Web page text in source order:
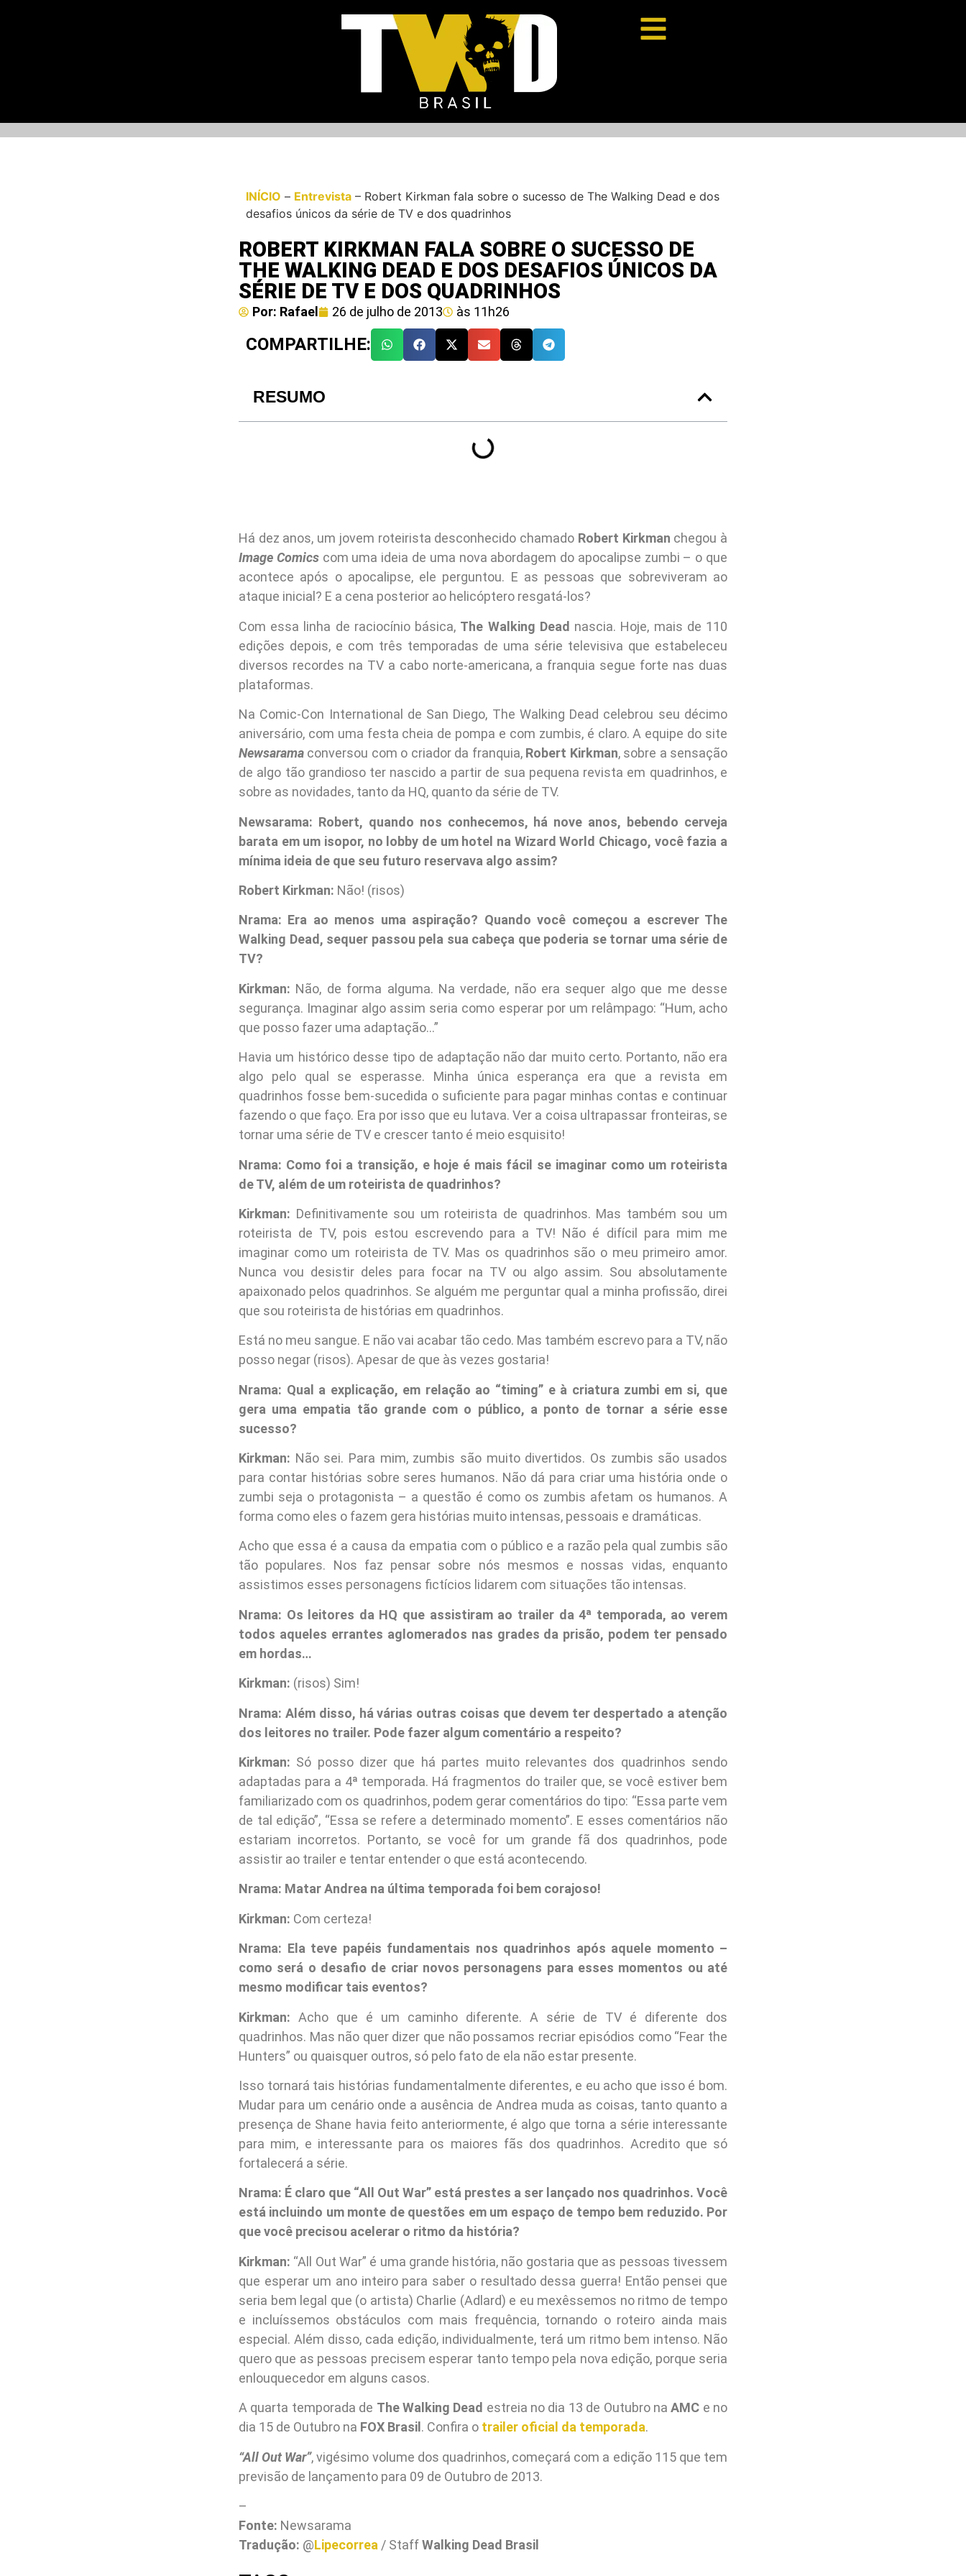
INÍCIO – Entrevista – Robert Kirkman fala sobre o sucesso de The Walking Dead e dos
desafios únicos da série de TV e dos quadrinhos
ROBERT KIRKMAN FALA SOBRE O SUCESSO DE
THE WALKING DEAD E DOS DESAFIOS ÚNICOS DA
SÉRIE DE TV E DOS QUADRINHOS
Por: Rafael 26 de julho de 2013 às 11h26
COMPARTILHE:
RESUMO
Há dez anos, um jovem roteirista desconhecido chamado Robert Kirkman chegou à
Image Comicscom uma ideia de uma nova abordagem do apocalipse zumbi – o que
acontece após o apocalipse, ele perguntou. E as pessoas que sobreviveram ao
ataque inicial? E a cena posterior ao helicóptero resgatá-los?
Com essa linha de raciocínio básica, The Walking Dead nascia. Hoje, mais de 110
edições depois, e com três temporadas de uma série televisiva que estabeleceu
diversos recordes na TV a cabo norte-americana, a franquia segue forte nas duas
plataformas.
Na Comic-Con International de San Diego, The Walking Dead celebrou seu décimo
aniversário, com uma festa cheia de pompa e com zumbis, é claro. A equipe do site
Newsarama conversou com o criador da franquia, Robert Kirkman, sobre a sensação
de algo tão grandioso ter nascido a partir de sua pequena revista em quadrinhos, e
sobre as novidades, tanto da HQ, quanto da série de TV.
Newsarama: Robert, quando nos conhecemos, há nove anos, bebendo cerveja
barata em um isopor, no lobby de um hotel na Wizard World Chicago, você fazia a
mínima ideia de que seu futuro reservava algo assim?
Robert Kirkman: Não! (risos)
Nrama: Era ao menos uma aspiração? Quando você começou a escrever The
Walking Dead, sequer passou pela sua cabeça que poderia se tornar uma série de
TV?
Kirkman: Não, de forma alguma. Na verdade, não era sequer algo que me desse
segurança. Imaginar algo assim seria como esperar por um relâmpago: “Hum, acho
que posso fazer uma adaptação…”
Havia um histórico desse tipo de adaptação não dar muito certo. Portanto, não era
algo pelo qual se esperasse. Minha única esperança era que a revista em
quadrinhos fosse bem-sucedida o suficiente para pagar minhas contas e continuar
fazendo o que faço. Era por isso que eu lutava. Ver a coisa ultrapassar fronteiras, se
tornar uma série de TV e crescer tanto é meio esquisito!
Nrama: Como foi a transição, e hoje é mais fácil se imaginar como um roteirista
de TV, além de um roteirista de quadrinhos?
Kirkman: Definitivamente sou um roteirista de quadrinhos. Mas também sou um
roteirista de TV, pois estou escrevendo para a TV! Não é difícil para mim me
imaginar como um roteirista de TV. Mas os quadrinhos são o meu primeiro amor.
Nunca vou desistir deles para focar na TV ou algo assim. Sou absolutamente
apaixonado pelos quadrinhos. Se alguém me perguntar qual a minha profissão, direi
que sou roteirista de histórias em quadrinhos.
Está no meu sangue. E não vai acabar tão cedo. Mas também escrevo para a TV, não
posso negar (risos). Apesar de que às vezes gostaria!
Nrama: Qual a explicação, em relação ao “timing” e à criatura zumbi em si, que
gera uma empatia tão grande com o público, a ponto de tornar a série esse
sucesso?
Kirkman: Não sei. Para mim, zumbis são muito divertidos. Os zumbis são usados
para contar histórias sobre seres humanos. Não dá para criar uma história onde o
zumbi seja o protagonista – a questão é como os zumbis afetam os humanos. A
forma como eles o fazem gera histórias muito intensas, pessoais e dramáticas.
Acho que essa é a causa da empatia com o público e a razão pela qual zumbis são
tão populares. Nos faz pensar sobre nós mesmos e nossas vidas, enquanto
assistimos esses personagens fictícios lidarem com situações tão intensas.
Nrama: Os leitores da HQ que assistiram ao trailer da 4ª temporada, ao verem
todos aqueles errantes aglomerados nas grades da prisão, podem ter pensado
em hordas…
Kirkman: (risos) Sim!
Nrama: Além disso, há várias outras coisas que devem ter despertado a atenção
dos leitores no trailer. Pode fazer algum comentário a respeito?
Kirkman: Só posso dizer que há partes muito relevantes dos quadrinhos sendo
adaptadas para a 4ª temporada. Há fragmentos do trailer que, se você estiver bem
familiarizado com os quadrinhos, podem gerar comentários do tipo: “Essa parte vem
de tal edição”, “Essa se refere a determinado momento”. E esses comentários não
estariam incorretos. Portanto, se você for um grande fã dos quadrinhos, pode
assistir ao trailer e tentar entender o que está acontecendo.
Nrama: Matar Andrea na última temporada foi bem corajoso!
Kirkman: Com certeza!
Nrama: Ela teve papéis fundamentais nos quadrinhos após aquele momento –
como será o desafio de criar novos personagens para esses momentos ou até
mesmo modificar tais eventos?
Kirkman: Acho que é um caminho diferente. A série de TV é diferente dos
quadrinhos. Mas não quer dizer que não possamos recriar episódios como “Fear the
Hunters” ou quaisquer outros, só pelo fato de ela não estar presente.
Isso tornará tais histórias fundamentalmente diferentes, e eu acho que isso é bom.
Mudar para um cenário onde a ausência de Andrea muda as coisas, tanto quanto a
presença de Shane havia feito anteriormente, é algo que torna a série interessante
para mim, e interessante para os maiores fãs dos quadrinhos. Acredito que só
fortalecerá a série.
Nrama: É claro que “All Out War” está prestes a ser lançado nos quadrinhos. Você
está incluindo um monte de questões em um espaço de tempo bem reduzido. Por
que você precisou acelerar o ritmo da história?
Kirkman: “All Out War” é uma grande história, não gostaria que as pessoas tivessem
que esperar um ano inteiro para saber o resultado dessa guerra! Então pensei que
seria bem legal que (o artista) Charlie (Adlard) e eu mexêssemos no ritmo de tempo
e incluíssemos obstáculos com mais frequência, tornando o roteiro ainda mais
especial. Além disso, cada edição, individualmente, terá um ritmo bem intenso. Não
quero que as pessoas precisem esperar tanto tempo pela nova edição, porque seria
enlouquecedor em alguns casos.
A quarta temporada de The Walking Dead estreia no dia 13 de Outubro naAMC e no
dia 15 de Outubro na FOX Brasil . Confira o trailer oficial da temporada.
“All Out War”, vigésimo volume dos quadrinhos, começará com a edição 115 que tem
previsão de lançamento para 09 de Outubro de 2013.
–
Fonte: Newsarama
Tradução: @Lipecorrea / StaffWalking Dead Brasil